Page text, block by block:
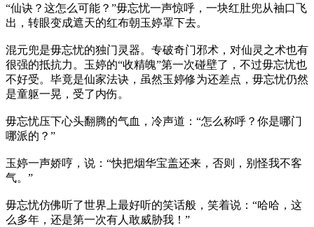
“仙诀？这怎么可能？”毋忘忧一声惊呼，一块红肚兜从袖口飞
出，转眼变成遮天的红布朝玉婷罩下去。
混元兜是毋忘忧的独门灵器。专破奇门邪术，对仙灵之术也有
很强的抵抗力。玉婷的“收精魄”第一次碰壁了，不过毋忘忧也
不好受。毕竟是仙家法诀，虽然玉婷修为还差点，毋忘忧仍然
是童躯一晃，受了内伤。
毋忘忧压下心头翻腾的气血，冷声道：“怎么称呼？你是哪门
哪派的？”
玉婷一声娇哼，说：“快把烟华宝盖还来，否则，别怪我不客
气。”
毋忘忧仿佛听了世界上最好听的笑话般，笑着说：“哈哈，这
么多年，还是第一次有人敢威胁我！”